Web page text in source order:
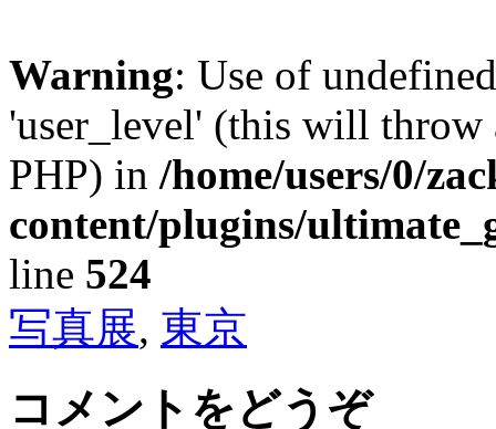
Warning: Use of
'user_level' (this will
PHP) in /home/users/0/
content/plugins/
line 524
写真展, 東京
コメントをどうぞ